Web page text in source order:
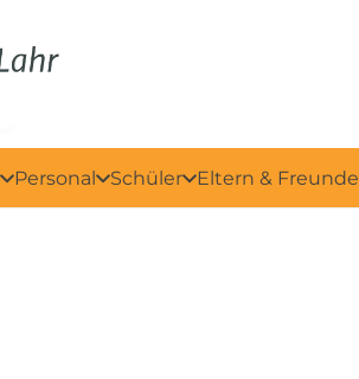
Personal Schüler Eltern & Freunde